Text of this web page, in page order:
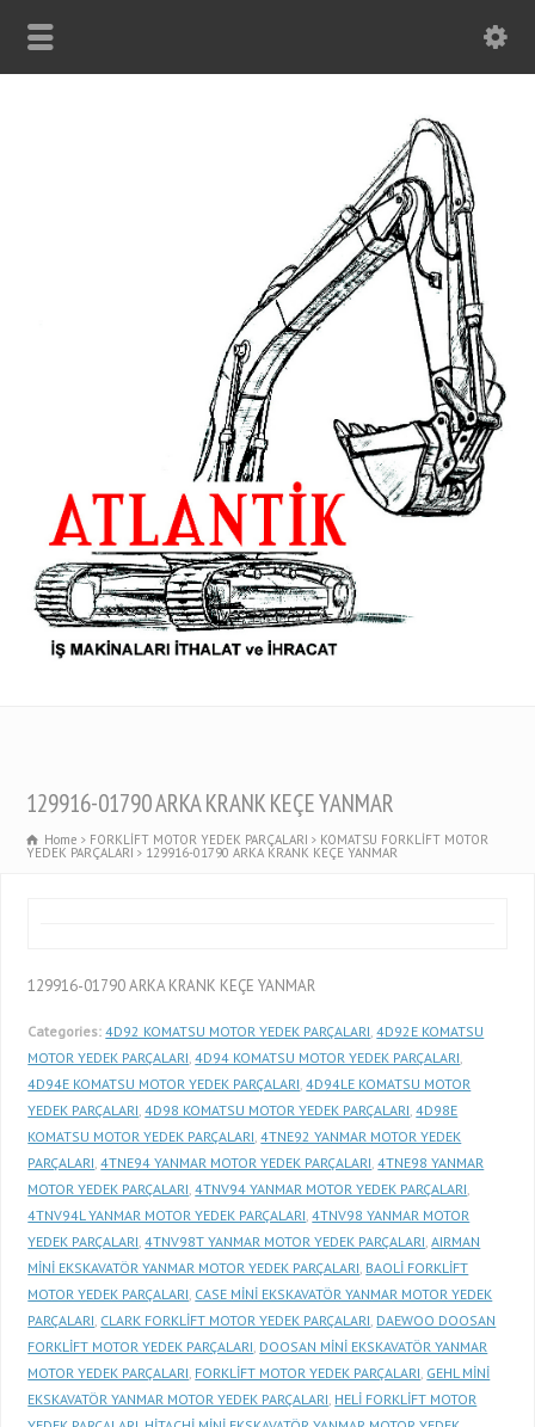
129916-01790 ARKA KRANK KEÇE YANMAR
Home FORKLİFT MOTOR YEDEK PARÇALARI KOMATSU FORKLİFT MOTOR
YEDEK PARÇALARI 129916-01790 ARKA KRANK KEÇE YANMAR
129916-01790 ARKA KRANK KEÇE YANMAR
Categories: 4D92 KOMATSU MOTOR YEDEK PARÇALARI ,4D92E KOMATSU
MOTOR YEDEK PARÇALARI ,4D94 KOMATSU MOTOR YEDEK PARÇALARI
4D94E KOMATSU MOTOR YEDEK PARÇALARI ,4D94LE KOMATSU MOTOR
YEDEK PARÇALARI ,4D98 KOMATSU MOTOR YEDEK PARÇALARI ,4D98E
KOMATSU MOTOR YEDEK PARÇALARI ,4TNE92 YANMAR MOTOR YEDEK
PARÇALARI ,4TNE94 YANMAR MOTOR YEDEK PARÇALARI ,4TNE98 YANMAR
MOTOR YEDEK PARÇALARI ,4TNV94 YANMAR MOTOR YEDEK PARÇALARI
4TNV94L YANMAR MOTOR YEDEK PARÇALARI ,4TNV98 YANMAR MOTOR
YEDEK PARÇALARI ,4TNV98T YANMAR MOTOR YEDEK PARÇALARI ,AIRMAN
MİNİ EKSKAVATÖR YANMAR MOTOR YEDEK PARÇALARI BAOLİ FORKLİFT
MOTOR YEDEK PARÇALARI CASE MİNİ EKSKAVATÖR YANMAR MOTOR YEDEK
PARÇALARI CLARK FORKLİFT MOTOR YEDEK PARÇALARI DAEWOO DOOSAN
FORKLİFT MOTOR YEDEK PARÇALARI DOOSAN MİNİ EKSKAVATÖR YANMAR
MOTOR YEDEK PARÇALARI FORKLİFT MOTOR YEDEK PARÇALARI GEHL MİNİ
EKSKAVATÖR YANMAR MOTOR YEDEK PARÇALARI HELİ FORKLİFT MOTOR